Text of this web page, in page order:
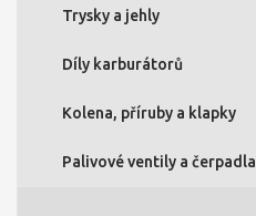
Trysky a jehly
Díly karburátorů
Kolena, příruby a klapky
Palivové ventily a čerpadla